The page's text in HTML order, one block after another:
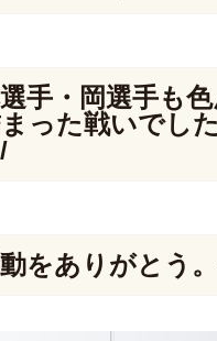
手・岡選手も
った戦いでし
をありがとう